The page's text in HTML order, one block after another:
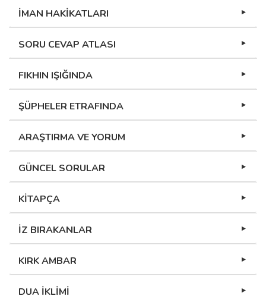
İMAN HAKİKATLARI
SORU CEVAP ATLASI
FIKHIN IŞIĞINDA
ŞÜPHELER ETRAFINDA
ARAŞTIRMA VE YORUM
GÜNCEL SORULAR
KİTAPÇA
İZ BIRAKANLAR
KIRK AMBAR
DUA İKLİMİ